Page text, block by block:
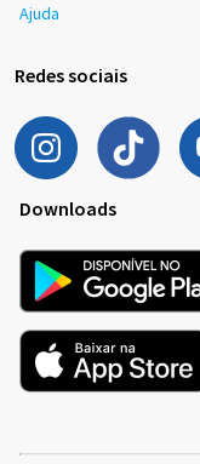
Ajuda
Redes sociais
Downloads